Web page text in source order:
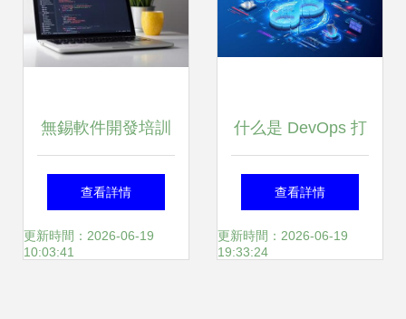
無錫軟件開發培訓
賦能智慧未來，攜
手無錫軟件企業共
查看詳情
更新時間：2026-06-19
10:03:41
什么是 DevOps 打
破壁壘，驅動高效
軟件開發的關鍵
查看詳情
更新時間：2026-06-19
19:33:24